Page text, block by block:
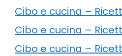
Cibo e cucina –
Cibo e cucina –
Cibo e cucina –